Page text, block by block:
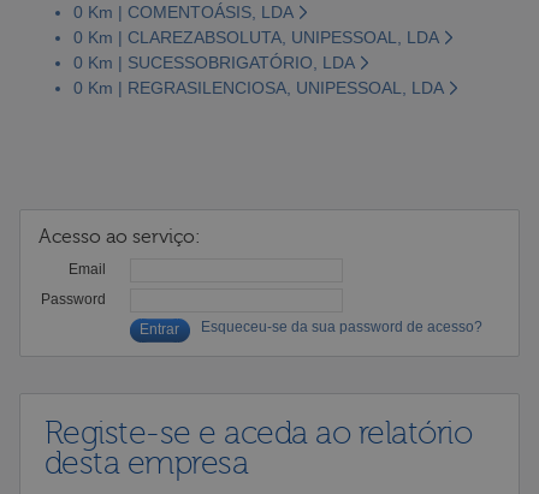
0 Km | COMENTOÁSIS, LDA
0 Km | CLAREZABSOLUTA, UNIPESSOAL, LDA
0 Km | SUCESSOBRIGATÓRIO, LDA
0 Km | REGRASILENCIOSA, UNIPESSOAL, LDA
Acesso ao serviço:
Email
Password
Esqueceu-se da sua password de acesso?
Registe-se e aceda ao relatório
desta empresa